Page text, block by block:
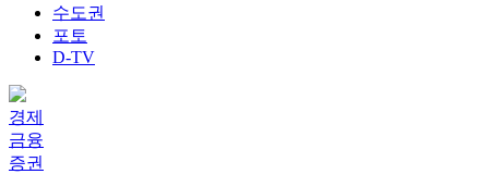
수도권
포토
D-TV
경제
금융
증권